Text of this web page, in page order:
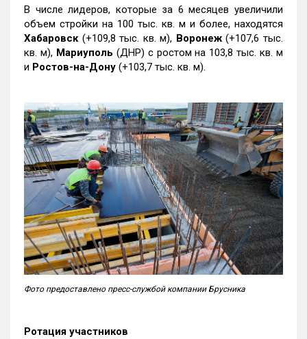
В числе лидеров, которые за 6 месяцев увеличили
объем стройки на 100 тыс. кв. м и более, находятся
Хабаровск (+109,8 тыс. кв. м), Воронеж(+107,6 тыс.
кв. м), Мариуполь (ДНР) с ростом на 103,8 тыс. кв. м
и Ростов-на-Дону (+103,7 тыс. кв. м).
Фото предоставлено пресс-службой компании Брусника
Ротация участников